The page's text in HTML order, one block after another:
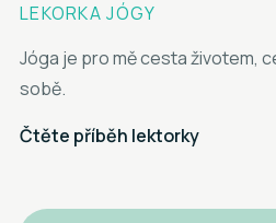
LEKORKA JÓGY
Jóga je pro mě cesta životem,
sobě.
Čtěte příběh lektorky